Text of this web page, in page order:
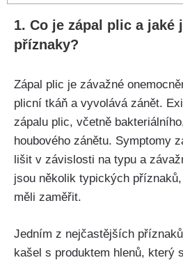
1. Co⁤ je ​zápal plic a jaké
příznaky?
Zápal plic je ⁤závažné
plicní tkáň a vyvolává zánět.
zápalu⁣ plic, včetně
houbového zánětu. Symptomy
lišit v závislosti na typu‍ a⁤
jsou‍ několik typických
měli ‌zaměřit.
Jedním z nejčastějších
kašel‌ s‍ produktem hlenů, který